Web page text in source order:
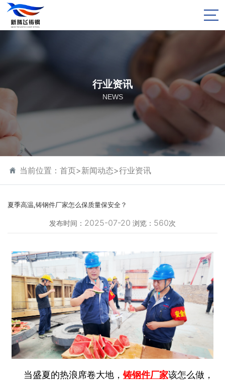
行业资讯
NEWS
当前位置： 首页>新闻动态>行业资讯
夏季高温,铸钢件厂家怎么保质量保安全？
发布时间： 2025-07-20 浏览： 560次
当盛夏的热浪席卷大地，铸钢件厂家该怎么做，